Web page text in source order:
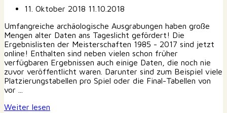
11. Oktober 2018 11.10.2018
Umfangreiche archäologische Ausgrabungen haben große
Mengen alter Daten ans Tageslicht gefördert! Die
Ergebnislisten der Meisterschaften 1985 - 2017 sind jetzt
online! Enthalten sind neben vielen schon früher
verfügbaren Ergebnissen auch einige Daten, die noch nie
zuvor veröffentlicht waren. Darunter sind zum Beispiel viele
Platzierungstabellen pro Spiel oder die Final-Tabellen von
vor ...
Weiter lesen